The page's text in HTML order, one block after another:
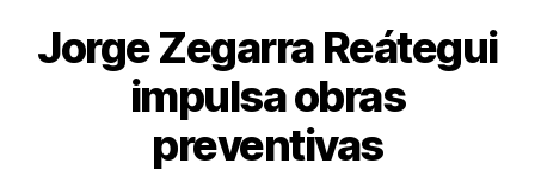
Jorge Zegarra Reátegui
impulsa obras
preventivas